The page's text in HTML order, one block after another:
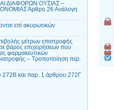
ΔΙΑΦΟΡΩΝ ΟΥΣΙΑΣ –
Άρθρο 26 Ανάλογη
επί ακυρωτικών
μέτρων επιστροφής
βάρος επιχειρήσεων που
φαρμακευτικών
– Τροποποίηση περ.
272Β και παρ. 1 άρθρου 272Γ